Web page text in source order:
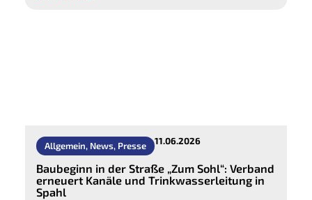
Allgemein, News, Presse 11.06.2026
Baubeginn in der Straße „Zum Sohl“: Verband
erneuert Kanäle und Trinkwasserleitung in
Spahl